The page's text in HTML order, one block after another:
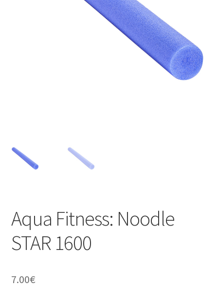
Aqua Fitness: Noodle
STAR 1600
7.00€